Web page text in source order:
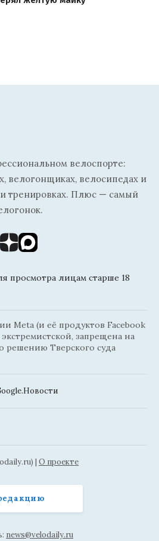
велоспорте:
велогонщиках, велосипедах и
тренировках. Плюс — самый
просмотра лицам старше 18
Meta (и её продуктов Facebook
запрещена на
решению Тверского суда
| О проекте
news@velodaily.ru